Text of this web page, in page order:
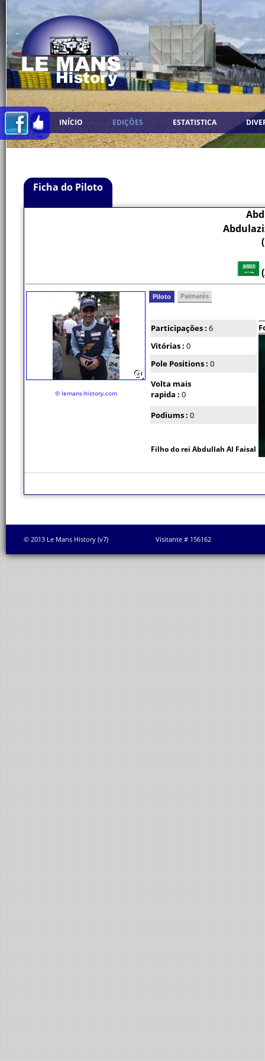
INÍCIO EDIÇÕES ESTATISTICA
Ficha do Piloto
© lemans-history.com
Piloto Palmarés
Participações : 6
Vitórias : 0
Pole Positions : 0
Volta mais
rapida : 0
Podiums : 0
Filho do rei Abdullah Al Faisal
© 2013 Le Mans History (v7) Visitante # 156162